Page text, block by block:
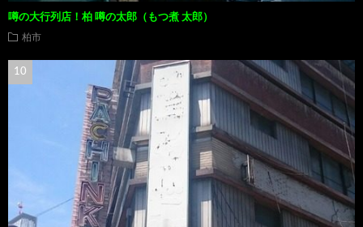
噂の大行列店！柏 噂の太郎（もつ煮 太郎）
柏市